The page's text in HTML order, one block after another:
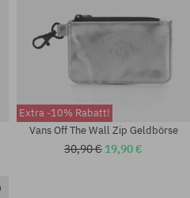
Extra -10% Rabatt!
Vans Off The Wall Zip Geldbörse
30,90 € 19,90 €